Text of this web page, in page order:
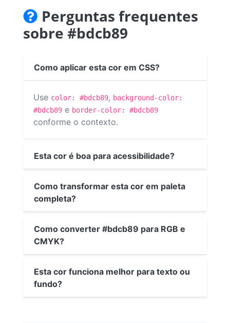
Perguntas frequentes
sobre #bdcb89
Como aplicar esta cor em CSS?
Use color: #bdcb89, background-color:
#bdcb89 e border-color: #bdcb89
conforme o contexto.
Esta cor é boa para acessibilidade?
Como transformar esta cor em paleta
completa?
Como converter #bdcb89 para RGB e
CMYK?
Esta cor funciona melhor para texto ou
fundo?